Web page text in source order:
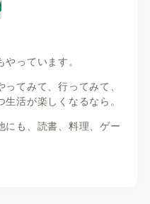
っています。
てみて、行ってみて、
活が楽しくなるなら。
にも、読書、料理、ゲー